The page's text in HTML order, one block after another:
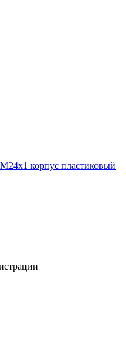
корпус пластиковый